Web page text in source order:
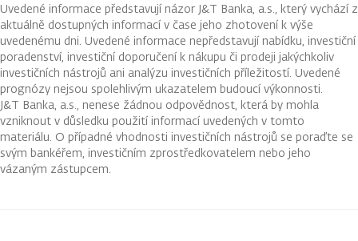
Uvedené informace představují názor J&T Banka, a.s., který vychází z
aktuálně dostupných informací v čase jeho zhotovení k výše
uvedenému dni. Uvedené informace nepředstavují nabídku, investiční
poradenství, investiční doporučení k nákupu či prodeji jakýchkoliv
investičních nástrojů ani analýzu investičních příležitostí. Uvedené
prognózy nejsou spolehlivým ukazatelem budoucí výkonnosti.
J&T Banka, a.s., nenese žádnou odpovědnost, která by mohla
vzniknout v důsledku použití informací uvedených v tomto
materiálu. O případné vhodnosti investičních nástrojů se poraďte se
svým bankéřem, investičním zprostředkovatelem nebo jeho
vázaným zástupcem.